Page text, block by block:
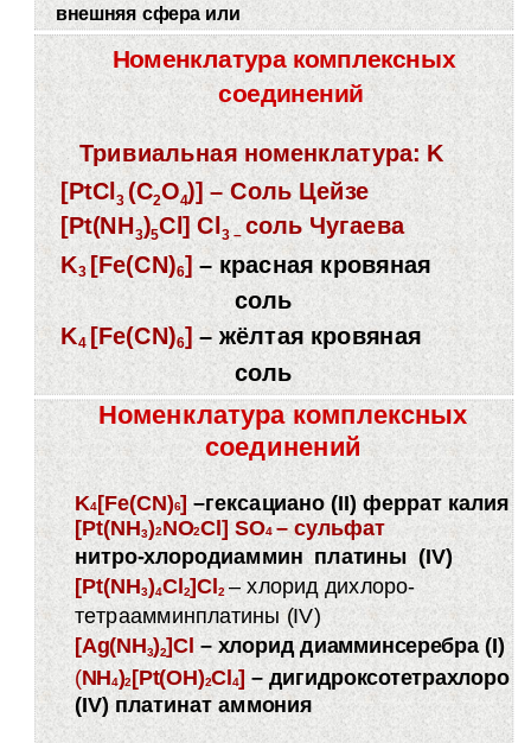
внешняя сфера или
Номенклатура комплексных
соединений
Тривиальная номенклатура: K
[PtCl 3 (C2O4)]– Соль Цейзе
[Pt(NH3)5Cl] Cl 3– соль Чугаева
K3 [Fe(CN)6]– красная кровяная
соль
K4 [Fe(CN)6]– жёлтая кровяная
соль
Номенклатура комплексных
соединений
K4[Fe(CN)6]–гексациано (II) феррат калия
[Pt(NH3)2NO2Cl] SO4– сульфат
нитро-хлородиаммин платины (IV)
[Pt(NH3)4Cl 2]Cl2– хлорид дихлоро-
тетраамминплатины (IV)
[Ag(NH3)2]Cl – хлорид диамминсеребра (I)
(NH4)2[Pt(OH)2Cl4]– дигидроксотетрахлоро
(IV) платинат аммония